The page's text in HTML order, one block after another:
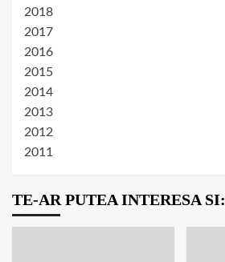
2018
2017
2016
2015
2014
2013
2012
2011
TE-AR PUTEA INTERESA SI: